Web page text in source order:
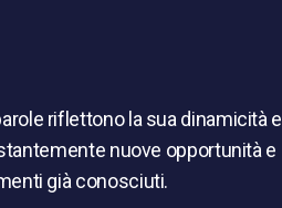
riflettono la sua dinamicità e
nuove opportunità e
già conosciuti.